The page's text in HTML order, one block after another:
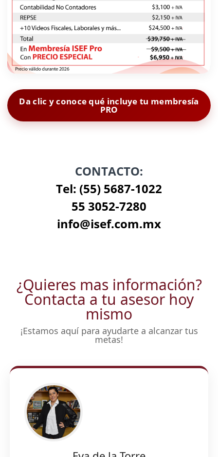
Da clic y conoce qué incluye tu membresía
PRO
CONTACTO:
Tel: (55) 5687-1022
55 3052-7280
info@isef.com.mx
¿Quieres mas información?
Contacta a tu asesor hoy
mismo
¡Estamos aquí para ayudarte a alcanzar tus
metas!